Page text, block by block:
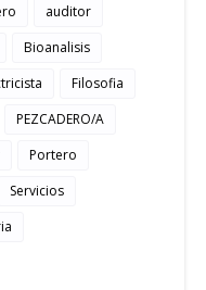
auditor
Bioanalisis
Filosofia
PEZCADERO/A
Portero
Servicios